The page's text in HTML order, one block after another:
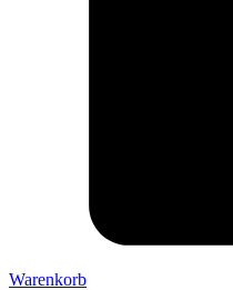
Warenkorb